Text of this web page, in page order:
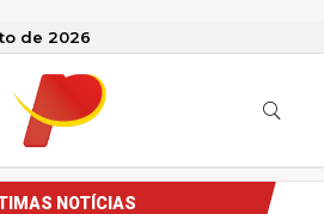
de 2026
NOTÍCIAS